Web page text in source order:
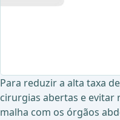
Para reduzir a alta taxa
cirurgias abertas e evitar
malha com os órgãos